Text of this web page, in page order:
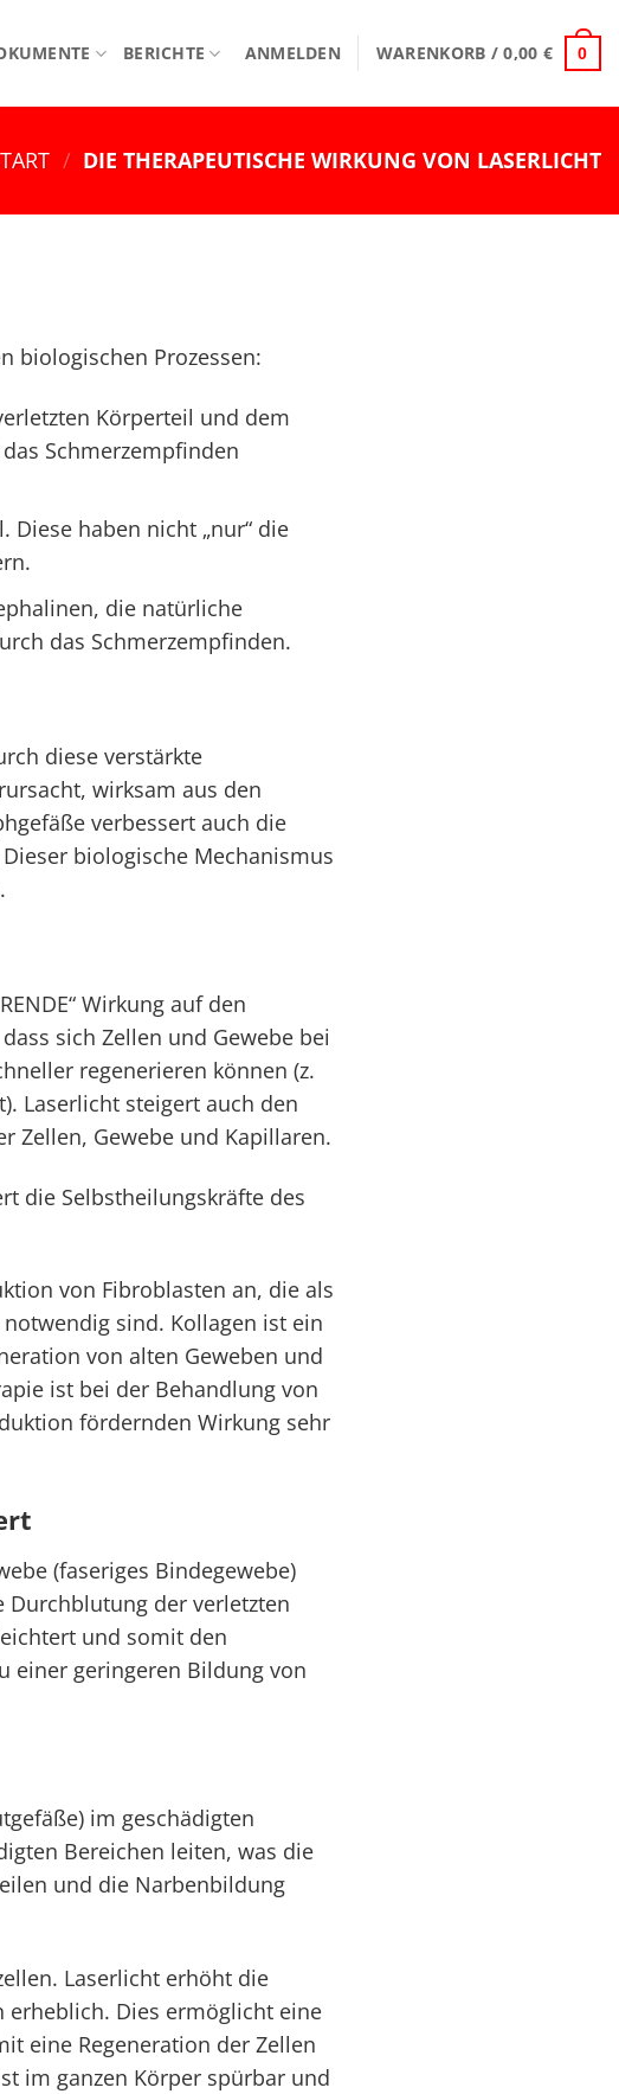
BERICHTE ANMELDEN WARENKORB /0,00 € 0
/ DIE THERAPEUTISCHE WIRKUNG VON LASERLICHT
biologischen Prozessen:
Körperteil und dem
Schmerzempfinden
haben nicht „nur“ die
die natürliche
das Schmerzempfinden.
diese verstärkte
wirksam aus den
verbessert auch die
biologische Mechanismus
Wirkung auf den
sich Zellen und Gewebe bei
regenerieren können (z.
Laserlicht steigert auch den
Zellen, Gewebe und Kapillaren.
die Selbstheilungskräfte des
von Fibroblasten an, die als
sind. Kollagen ist ein
von alten Geweben und
ist bei der Behandlung von
fördernden Wirkung sehr
(faseriges Bindegewebe)
der verletzten
und somit den
einer geringeren Bildung von
im geschädigten
Bereichen leiten, was die
und die Narbenbildung
Laserlicht erhöht die
Dies ermöglicht eine
eine Regeneration der Zellen
im ganzen Körper spürbar und